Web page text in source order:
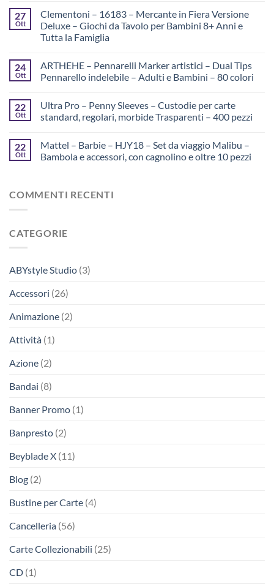
27
Ott
Clementoni – 16183 – Mercante in Fiera Versione
Deluxe – Giochi da Tavolo per Bambini 8+ Anni e
Tutta la Famiglia
24
Ott
ARTHEHE – Pennarelli Marker artistici – Dual Tips
Pennarello indelebile – Adulti e Bambini – 80 colori
22
Ott
Ultra Pro – Penny Sleeves – Custodie per carte
standard, regolari, morbide Trasparenti – 400 pezzi
22
Ott
Mattel – Barbie – HJY18 – Set da viaggio Malibu –
Bambola e accessori, con cagnolino e oltre 10 pezzi
COMMENTI RECENTI
CATEGORIE
ABYstyle Studio (3)
Accessori (26)
Animazione (2)
Attività (1)
Azione (2)
Bandai (8)
Banner Promo (1)
Banpresto (2)
Beyblade X (11)
Blog (2)
Bustine per Carte (4)
Cancelleria (56)
Carte Collezionabili (25)
CD (1)